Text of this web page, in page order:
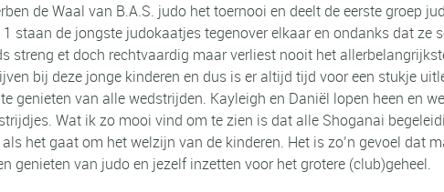
de Waal van B.A.S. judo het toernooi en deelt de eerste groep
staan de jongste judokaatjes tegenover elkaar en ondanks dat
streng et doch rechtvaardig maar verliest nooit het
bij deze jonge kinderen en dus is er altijd tijd voor een stukje
genieten van alle wedstrijden. Kayleigh en Daniël lopen heen en
Wat ik zo mooi vind om te zien is dat alle Shoganai
het gaat om het welzijn van de kinderen. Het is zo’n gevoel dat
genieten van judo en jezelf inzetten voor het grotere (club)geheel.